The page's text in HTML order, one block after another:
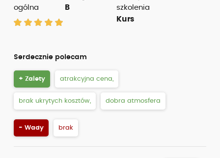
ogólna
B
szkolenia
Kurs
Serdecznie polecam
+ Zalety atrakcyjna cena,
brak ukrytych kosztów, dobra atmosfera
- Wady brak